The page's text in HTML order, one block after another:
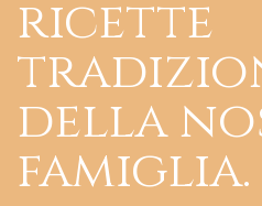
ricette
della
famiglia.